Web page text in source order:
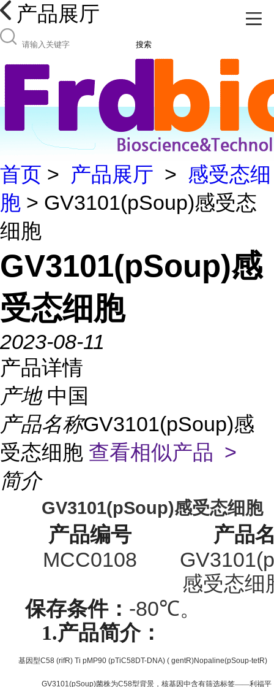
产品展厅
搜索
首页 > 产品展厅 > 感受态细
胞 > GV3101(pSoup)感受态
细胞
GV3101(pSoup)感
受态细胞
2023-08-11
产品详情
产地 中国
产品名称GV3101(pSoup)感
受态细胞 查看相似产品 >
简介
GV3101(pSoup)感受态细胞
产品编号 产品
MCC0108
感受态细
保存条件： -80℃。
1.产品简介：
基因型C58 (rifR) Ti pMP90 (pTiC58DT-DNA) ( gentR)Nopaline(pSoup-tetR)
GV3101(pSoup)菌株为C58型背景，核基因中含有筛选标签——利福平